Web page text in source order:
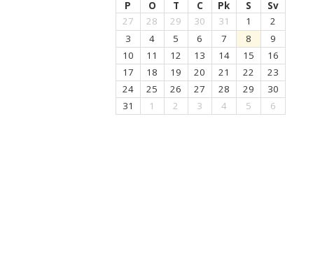
P O T C Pk S
Sv
27
28 29 30 31 1
2
3
4 5 6 7 8
9
10
11 12 13 14 15
16
17
18 19 20 21 22
23
24
25 26 27 28 29
30
31
1 2 3 4 5 6